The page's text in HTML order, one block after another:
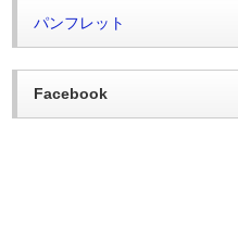
パンフレット
Facebook